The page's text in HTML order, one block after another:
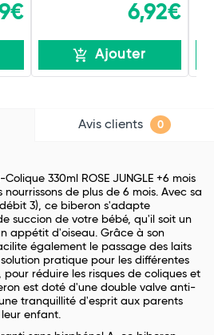
6,92€
Ajouter
Avis clients 0
330ml ROSE JUNGLE +6 mois
de plus de 6 mois. Avec sa
3), ce biberon s'adapte
succion de votre bébé, qu'il soit un
appétit d'oiseau. Grâce à son
également le passage des laits
pratique pour les différentes
pour réduire les risques de coliques et
est doté d'une double valve anti-
tranquillité d'esprit aux parents
enfant.